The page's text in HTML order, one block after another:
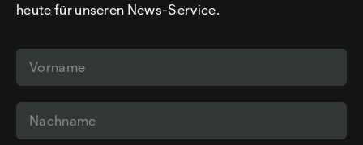
heute für unseren News-Service.